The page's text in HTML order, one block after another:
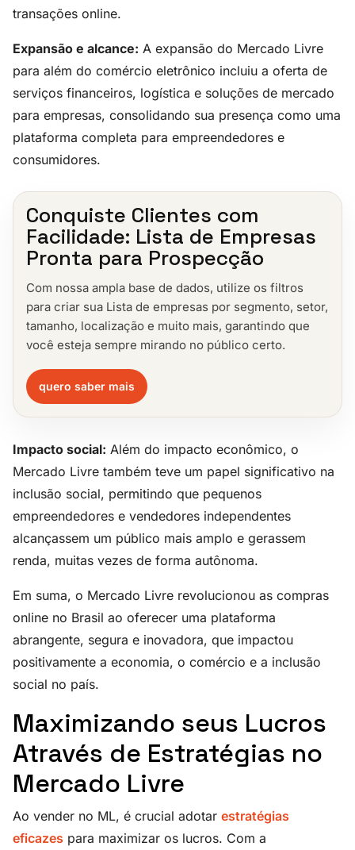
transações online.
Expansão e alcance: A expansão do Mercado Livre
para além do comércio eletrônico incluiu a oferta de
serviços financeiros, logística e soluções de mercado
para empresas, consolidando sua presença como uma
plataforma completa para empreendedores e
consumidores.
Conquiste Clientes com
Facilidade: Lista de Empresas
Pronta para Prospecção
Com nossa ampla base de dados, utilize os filtros
para criar sua Lista de empresas por segmento, setor,
tamanho, localização e muito mais, garantindo que
você esteja sempre mirando no público certo.
quero saber mais
Impacto social: Além do impacto econômico, o
Mercado Livre também teve um papel significativo na
inclusão social, permitindo que pequenos
empreendedores e vendedores independentes
alcançassem um público mais amplo e gerassem
renda, muitas vezes de forma autônoma.
Em suma, o Mercado Livre revolucionou as compras
online no Brasil ao oferecer uma plataforma
abrangente, segura e inovadora, que impactou
positivamente a economia, o comércio e a inclusão
social no país.
Maximizando seus Lucros
Através de Estratégias no
Mercado Livre
Ao vender no ML, é crucial adotar estratégias
eficazes para maximizar os lucros. Com a